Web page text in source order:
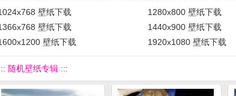
壁纸下载 1280x800 壁纸下载
壁纸下载
1440x900 壁纸下载
壁纸下载
1920x1080 壁纸下载
随机壁纸专辑 :::